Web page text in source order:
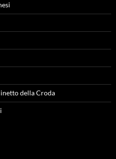
della Croda